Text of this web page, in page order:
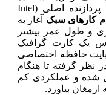
شود. یکی به صورت مجتمع و روی پردازنده اصلی (Intel
کارهای سبک آغاز به
و طول عمر بیشتر
یک کارت گرافیک
حافظه اختصاصی
شده و عملکردی کم
بیاورد.